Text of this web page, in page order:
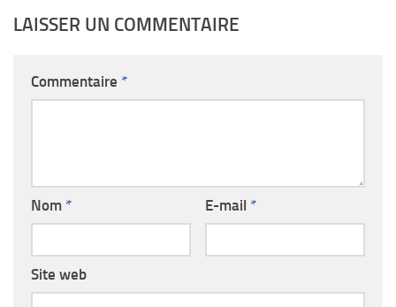
LAISSER UN COMMENTAIRE
Commentaire *
Nom * E-mail *
Site web